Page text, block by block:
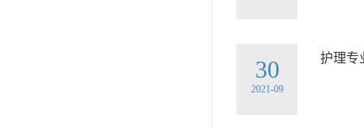
30
2021-09
护理专